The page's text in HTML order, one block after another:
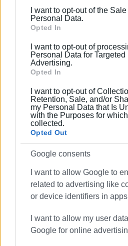
behaviour. You may click to
Google and its third-party tags
section.
I want to opt-out of the
Personal Data.
Opted In
I want to opt-out of
Personal Data for Targeted
Advertising.
Opted In
I want to opt-out of
Retention, Sale, and/or
my Personal Data that Is
with the Purposes for
collected.
Opted Out
Google consents
I want to allow Google to
related to advertising like
or device identifiers in
I want to allow my user
Google for online
ΕΛΕΝΗ ΚΟΡΩΝΑΚΗ
Εργάζεται στις Εκδόσεις
1990 σε θέσεις υψηλής
δημόσιες σχέσεις, το
καλλιτεχνικό ρεπορτάζ.
Ακολουθήστε το enimerosi
Συνδρομητές